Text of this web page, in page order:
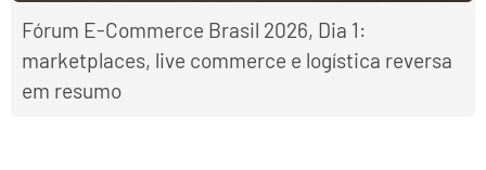
Fórum E-Commerce Brasil 2026, Dia 1:
marketplaces, live commerce e logística reversa
em resumo